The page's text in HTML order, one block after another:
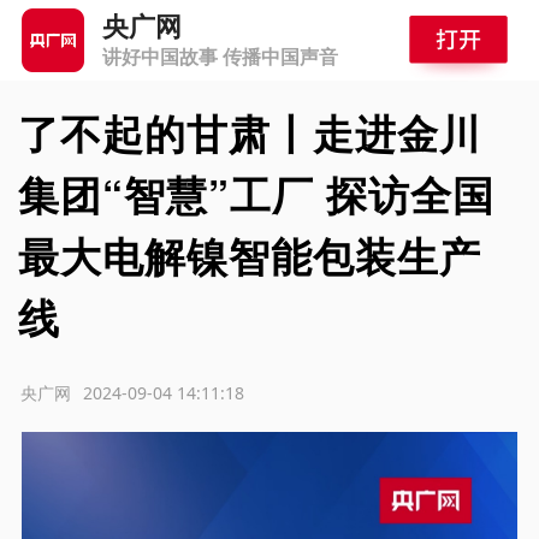
央广网
讲好中国故事 传播中国声音
了不起的甘肃丨走进金川
集团“智慧”工厂 探访全国
最大电解镍智能包装生产
线
2024-09-04 14:11:18
央广网